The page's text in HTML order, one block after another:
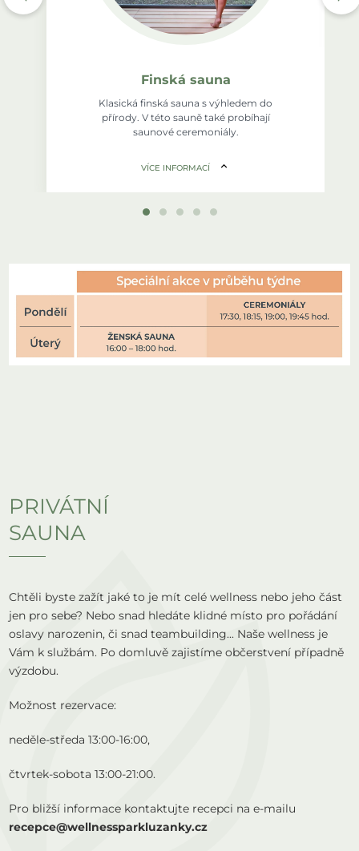
Finská sauna
Klasická finská sauna s výhledem do
přírody. V této sauně také probíhají
saunové ceremoniály.
Doporučená délka saunování:
Maximální kapacita:
15 osob
VÍCE INFORMACÍ
PRIVÁTNÍ
SAUNA
Chtěli byste zažít jaké to je mít celé wellness nebo jeho část
jen pro sebe? Nebo snad hledáte klidné místo pro pořádání
oslavy narozenin, či snad teambuilding... Naše wellness je
Vám k službám. Po domluvě zajistíme občerstvení případně
výzdobu.
Možnost rezervace:
neděle-středa 13:00-16:00,
čtvrtek-sobota 13:00-21:00.
Pro bližší informace kontaktujte recepci na e-mailu
recepce@wellnessparkluzanky.cz